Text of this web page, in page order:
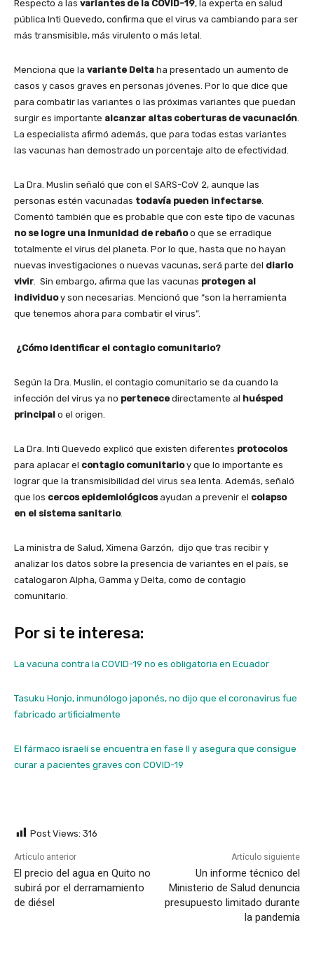
Respecto a las variantes de la COVID-19, la experta en salud
pública Inti Quevedo, confirma que el virus va cambiando para ser
más transmisible, más virulento o más letal.
Menciona que la variante Delta ha presentado un aumento de
casos y casos graves en personas jóvenes. Por lo que dice que
para combatir las variantes o las próximas variantes que puedan
surgir es importante alcanzar altas coberturas de vacunación
La especialista afirmó además, que para todas estas variantes
las vacunas han demostrado un porcentaje alto de efectividad.
La Dra. Muslin señaló que con el SARS-CoV 2, aunque las
personas estén vacunadas todavía pueden infectarse
Comentó también que es probable que con este tipo de vacunas
no se logre una inmunidad de rebañoo que se erradique
totalmente el virus del planeta. Por lo que, hasta que no hayan
nuevas investigaciones o nuevas vacunas, será parte del diario
vivir . Sin embargo, afirma que las vacunas protegen al
individuoy son necesarias. Mencionó que “son la herramienta
que tenemos ahora para combatir el virus”.
¿Cómo identificar el contagio comunitario?
Según la Dra. Muslin, el contagio comunitario se da cuando la
infección del virus ya no pertenece directamente al huésped
principal o el origen.
La Dra. Inti Quevedo explicó que existen diferentes protocolos
para aplacar el contagio comunitarioy que lo importante es
lograr que la transmisibilidad del virus sea lenta. Además, señaló
que los cercos epidemiológicosayudan a prevenir el colapso
en el sistema sanitario.
La ministra de Salud, Ximena Garzón, dijo que tras recibir y
analizar los datos sobre la presencia de variantes en el país, se
catalogaron Alpha, Gamma y Delta, como de contagio
comunitario.
Por si te interesa:
La vacuna contra la COVID-19 no es obligatoria en Ecuador
Tasuku Honjo, inmunólogo japonés, no dijo que el coronavirus fue
fabricado artificialmente
El fármaco israelí se encuentra en fase II y asegura que consigue
curar a pacientes graves con COVID-19
Post Views: 316
Artículo anterior
El precio del agua en Quito no
subirá por el derramamiento
de diésel
Artículo siguiente
Un informe técnico del
Ministerio de Salud denuncia
presupuesto limitado durante
la pandemia